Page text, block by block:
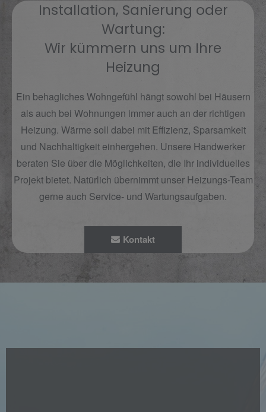
Installation, Sanierung oder
Wartung:
Wir kümmern uns um Ihre
Heizung
Ein behagliches Wohngefühl hängt sowohl bei Häusern
als auch bei Wohnungen immer auch an der richtigen
Heizung. Wärme soll dabei mit Effizienz, Sparsamkeit
und Nachhaltigkeit einhergehen. Unsere Handwerker
beraten Sie über die Möglichkeiten, die Ihr individuelles
Projekt bietet. Natürlich übernimmt unser Heizungs-Team
gerne auch Service- und Wartungsaufgaben.
Kontakt